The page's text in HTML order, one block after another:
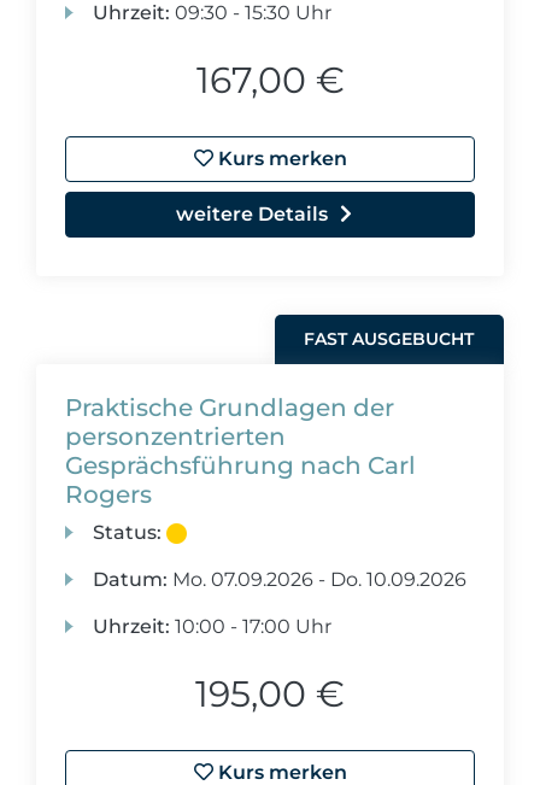
Uhrzeit: 09:30 - 15:30 Uhr
167,00 €
Kurs merken
weitere Details
FAST AUSGEBUCHT
Praktische Grundlagen der
personzentrierten
Gesprächsführung nach Carl
Rogers
Status:
Datum: Mo. 07.09.2026 - Do. 10.09.2026
Uhrzeit: 10:00 - 17:00 Uhr
195,00 €
Kurs merken